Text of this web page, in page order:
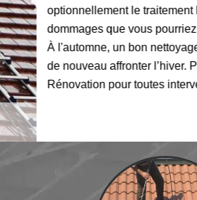
optionnellement le traitement
dommages que vous pourriez subir
À l'automne, un bon nettoyage vous
de nouveau affronter l’hiver. Pour
Rénovation pour toutes